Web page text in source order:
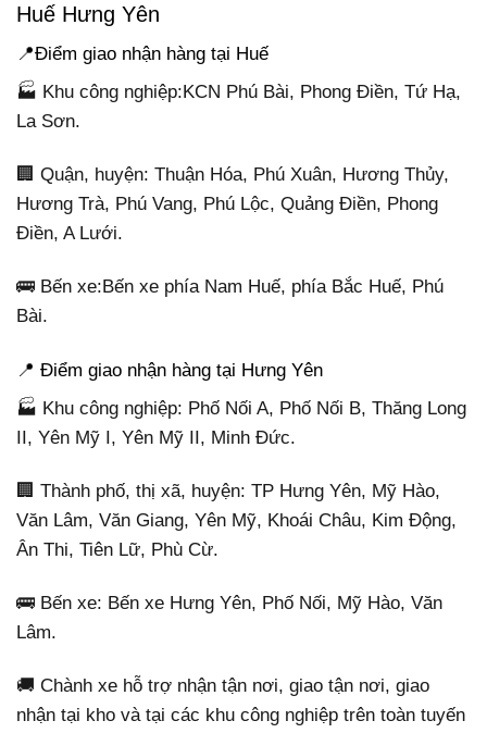
Huế Hưng Yên
📍Điểm giao nhận hàng tại Huế
🏭 Khu công nghiệp:KCN Phú Bài, Phong Điền, Tứ Hạ,
La Sơn.
🏢 Quận, huyện: Thuận Hóa, Phú Xuân, Hương Thủy,
Hương Trà, Phú Vang, Phú Lộc, Quảng Điền, Phong
Điền, A Lưới.
🚌 Bến xe:Bến xe phía Nam Huế, phía Bắc Huế, Phú
Bài.
📍 Điểm giao nhận hàng tại Hưng Yên
🏭 Khu công nghiệp: Phố Nối A, Phố Nối B, Thăng Long
II, Yên Mỹ I, Yên Mỹ II, Minh Đức.
🏢 Thành phố, thị xã, huyện: TP Hưng Yên, Mỹ Hào,
Văn Lâm, Văn Giang, Yên Mỹ, Khoái Châu, Kim Động,
Ân Thi, Tiên Lữ, Phù Cừ.
🚌 Bến xe: Bến xe Hưng Yên, Phố Nối, Mỹ Hào, Văn
Lâm.
🚚 Chành xe hỗ trợ nhận tận nơi, giao tận nơi, giao
nhận tại kho và tại các khu công nghiệp trên toàn tuyến